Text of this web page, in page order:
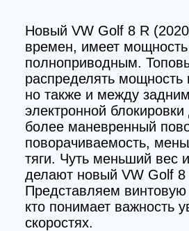
Новый VW Golf 8 R
времен, имеет
полноприводным.
распределять
но также и между
электронной
более маневренный
поворачиваемость,
тяги. Чуть меньший вес
делают новый VW Golf
Представляем
кто понимает важность
скоростях.